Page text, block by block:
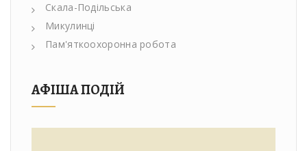
Скала-Подільська
Микулинці
Пам'яткоохоронна робота
АФІША ПОДІЙ